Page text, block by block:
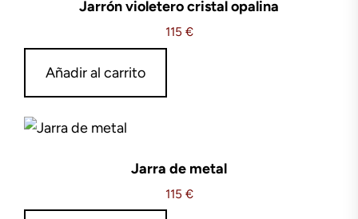
Jarrón violetero cristal opalina
115 €
Añadir al carrito
Jarra de metal
115 €